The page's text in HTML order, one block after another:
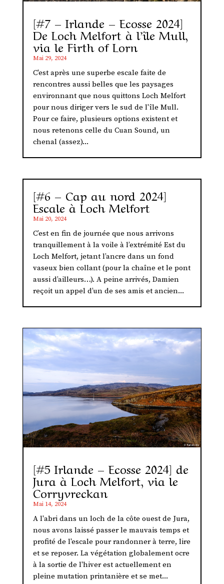
[#7 – Irlande – Ecosse 2024]
De Loch Melfort à l’île Mull,
via le Firth of Lorn
Mai 29, 2024
C'est après une superbe escale faite de
rencontres aussi belles que les paysages
environnant que nous quittons Loch Melfort
pour nous diriger vers le sud de l'île Mull.
Pour ce faire, plusieurs options existent et
nous retenons celle du Cuan Sound, un
chenal (assez)...
[#6 – Cap au nord 2024]
Escale à Loch Melfort
Mai 20, 2024
C’est en fin de journée que nous arrivons
tranquillement à la voile à l’extrémité Est du
Loch Melfort, jetant l’ancre dans un fond
vaseux bien collant (pour la chaîne et le pont
aussi d’ailleurs…). A peine arrivés, Damien
reçoit un appel d’un de ses amis et ancien...
[#5 Irlande – Ecosse 2024] de
Jura à Loch Melfort, via le
Corryvreckan
Mai 14, 2024
A l'abri dans un loch de la côte ouest de Jura,
nous avons laissé passer le mauvais temps et
profité de l'escale pour randonner à terre, lire
et se reposer. La végétation globalement ocre
à la sortie de l'hiver est actuellement en
pleine mutation printanière et se met...